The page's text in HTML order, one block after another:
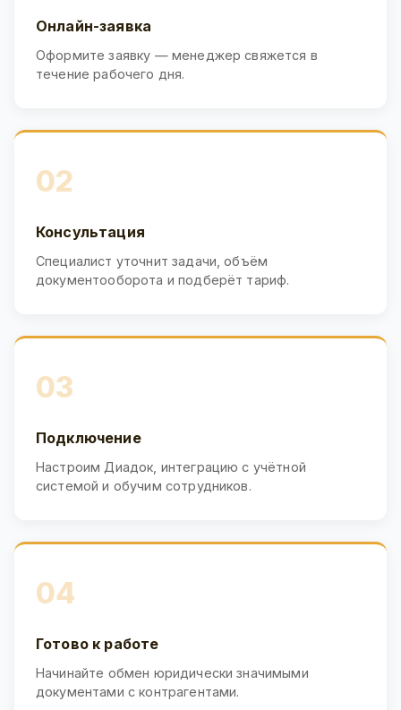
Онлайн-заявка
Оформите заявку — менеджер свяжется в
течение рабочего дня.
02
Консультация
Специалист уточнит задачи, объём
документооборота и подберёт тариф.
03
Подключение
Настроим Диадок, интеграцию с учётной
системой и обучим сотрудников.
04
Готово к работе
Начинайте обмен юридически значимыми
документами с контрагентами.